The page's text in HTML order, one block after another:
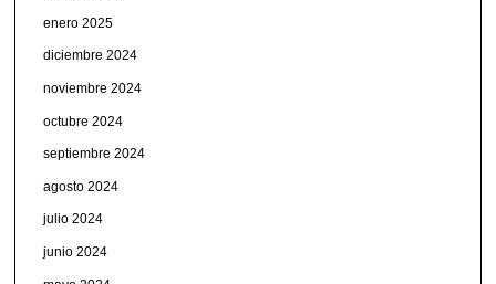
enero 2025
diciembre 2024
noviembre 2024
octubre 2024
septiembre 2024
agosto 2024
julio 2024
junio 2024